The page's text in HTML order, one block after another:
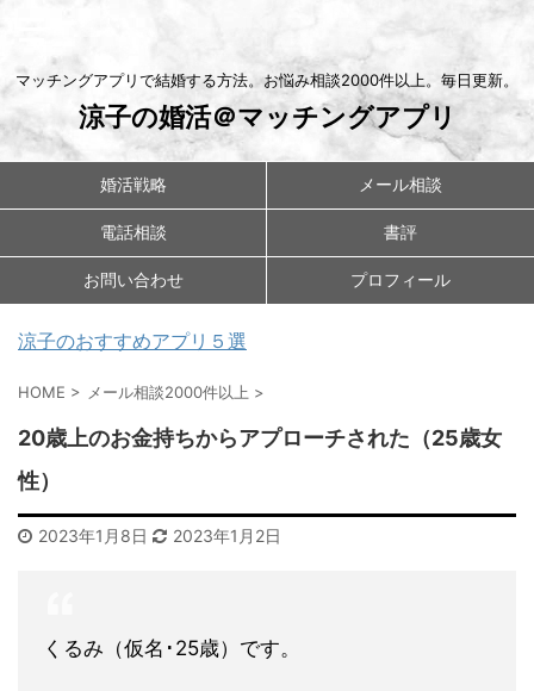
マッチングアプリで結婚する方法。お悩み相談2000件以上。毎日更新。
涼子の婚活＠マッチングアプリ
婚活戦略 メール相談
電話相談 書評
お問い合わせ プロフィール
涼子のおすすめアプリ５選
HOME > メール相談2000件以上 >
20歳上のお金持ちからアプローチされた（25歳女
性）
2023年1月8日 2023年1月2日
くるみ（仮名･25歳）です。